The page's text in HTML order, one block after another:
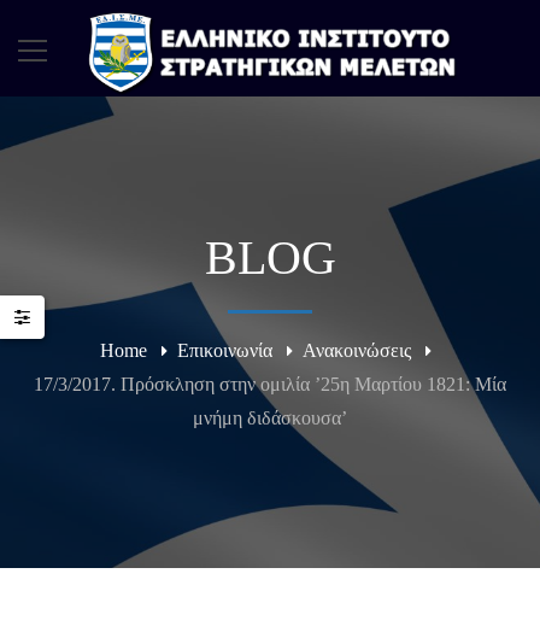
BLOG
Home Επικοινωνία
Ανακοινώσεις
17/3/2017. Πρόσκληση στην ομιλία ’25η Μαρτίου 1821: Μία
μνήμη διδάσκουσα’